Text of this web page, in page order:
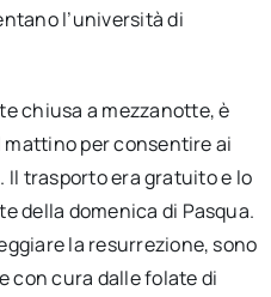
l’università di
chiusa a mezzanotte, è
per consentire ai
trasporto era gratuito e lo
della domenica di Pasqua.
la resurrezione, sono
con cura dalle folate di